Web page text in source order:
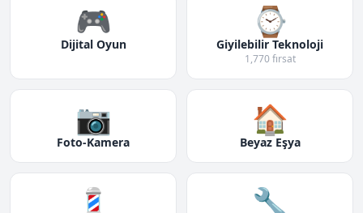
🎮
Dijital Oyun
⌚
Giyilebilir Teknoloji
1,770 fırsat
📷
Foto-Kamera
🏠
Beyaz Eşya
💈 🔧